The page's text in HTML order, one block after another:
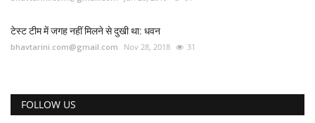
टेस्ट टीम में जगह नहीं मिलने से दुखी था: धवन
bhavtarini.com@gmail.com Nov 28, 2018 31
FOLLOW US